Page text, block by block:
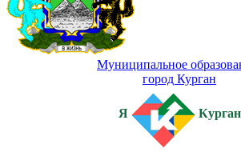
Муниципальное
город Курган
Я Курган